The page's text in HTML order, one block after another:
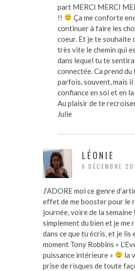
part MERCI MERCI
!!
Ça me conforte
continuer à faire les
coeur. Et je te souhaite
très vite le chemin qui
dans lequel tu te
connectée. Ca prend du
parfois, souvent, mais
confiance en soi et en
Au plaisir de te
Julie
LÉONIE
6 DÉCEMBRE
J’ADORE moi ce genre
effet de me booster pour le
journée, voire de la
simplement du bien et je me
dans ce que tu écris, et je lis
moment Tony Robbins «
puissance intérieure »
la
prise de risques de toute